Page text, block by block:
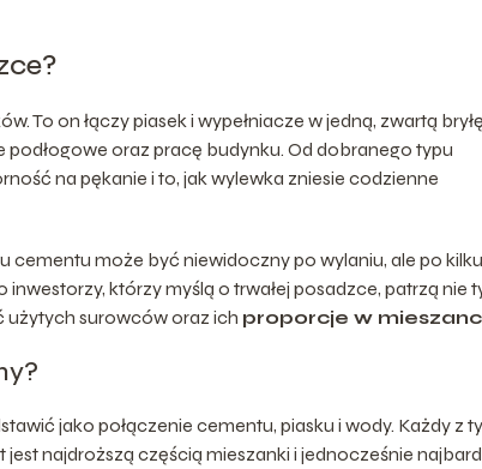
To on łączy piasek i wypełniacze w jedną, zwartą
oraz pracę budynku. Od dobranego typu
na pękanie i to, jak wylewka zniesie codzienne
cementu może być niewidoczny po wylaniu, ale po kilku
którzy myślą o trwałej posadzce, patrzą nie
użytych surowców oraz ich proporcje w
jako połączenie cementu, piasku i wody. Każdy z
najdroższą częścią mieszanki i jednocześnie